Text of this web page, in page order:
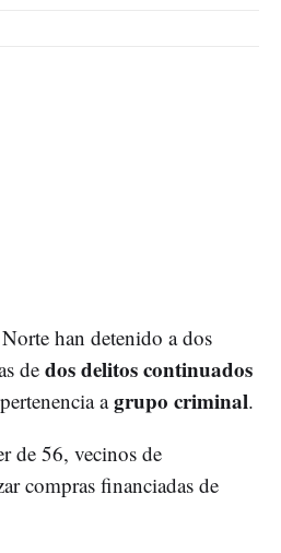
han detenido a dos
dedos delitos continuados
agrupo criminal.
de 56, vecinos de
compras financiadas de